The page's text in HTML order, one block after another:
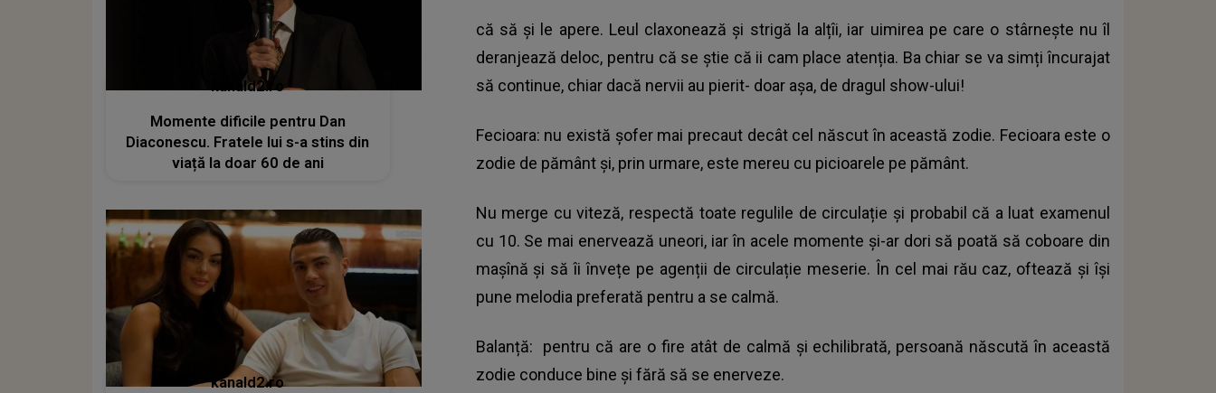
că să și le apere. Leul claxonează și strigă la alțîi, iar uimirea pe care o stârnește nu îl
deranjează deloc, pentru că se știe că ii cam place atenția. Ba chiar se va simți încurajat
să continue, chiar dacă nervii au pierit- doar așa, de dragul show-ului!
Fecioara: nu există șofer mai precaut decât cel născut în această zodie. Fecioara este o
zodie de pământ și, prin urmare, este mereu cu picioarele pe pământ.
Nu merge cu viteză, respectă toate regulile de circulație și probabil că a luat examenul
cu 10. Se mai enervează uneori, iar în acele momente și-ar dori să poată să coboare din
mașînă și să îi învețe pe agenții de circulație meserie. În cel mai rău caz, oftează și își
pune melodia preferată pentru a se calmă.
Balanță: pentru că are o fire atât de calmă și echilibrată, persoană născută în această
zodie conduce bine și fără să se enerveze.
kanald2.ro
Momente dificile pentru Dan
Diaconescu. Fratele lui s-a stins din
viață la doar 60 de ani
kanald2.ro